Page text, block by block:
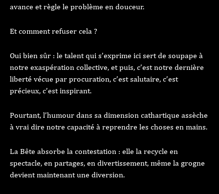
avance et règle le problème en douceur.
Et comment refuser cela ?
Oui bien sûr : le talent qui s’exprime ici sert de soupape à
notre exaspération collective, et puis, c’est notre dernière
liberté vécue par procuration, c’est salutaire, c’est
précieux, c’est inspirant.
Pourtant, l’humour dans sa dimension cathartique assèche
à vrai dire notre capacité à reprendre les choses en mains.
La Bête absorbe la contestation : elle la recycle en
spectacle, en partages, en divertissement, même la grogne
devient maintenant une diversion.